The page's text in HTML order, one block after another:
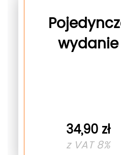
wydanie
34,90 zł
z VAT 8%